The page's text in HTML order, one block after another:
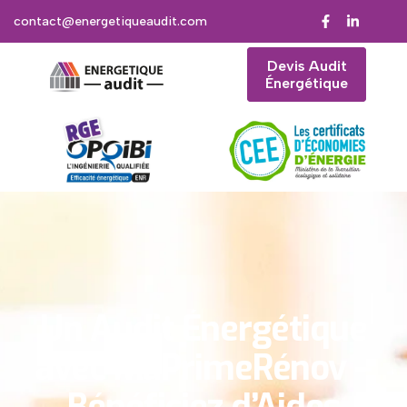
contact@energetiqueaudit.com
Devis Audit
Énergétique
Un Audit Énergétique
avec MaPrimeRénov –